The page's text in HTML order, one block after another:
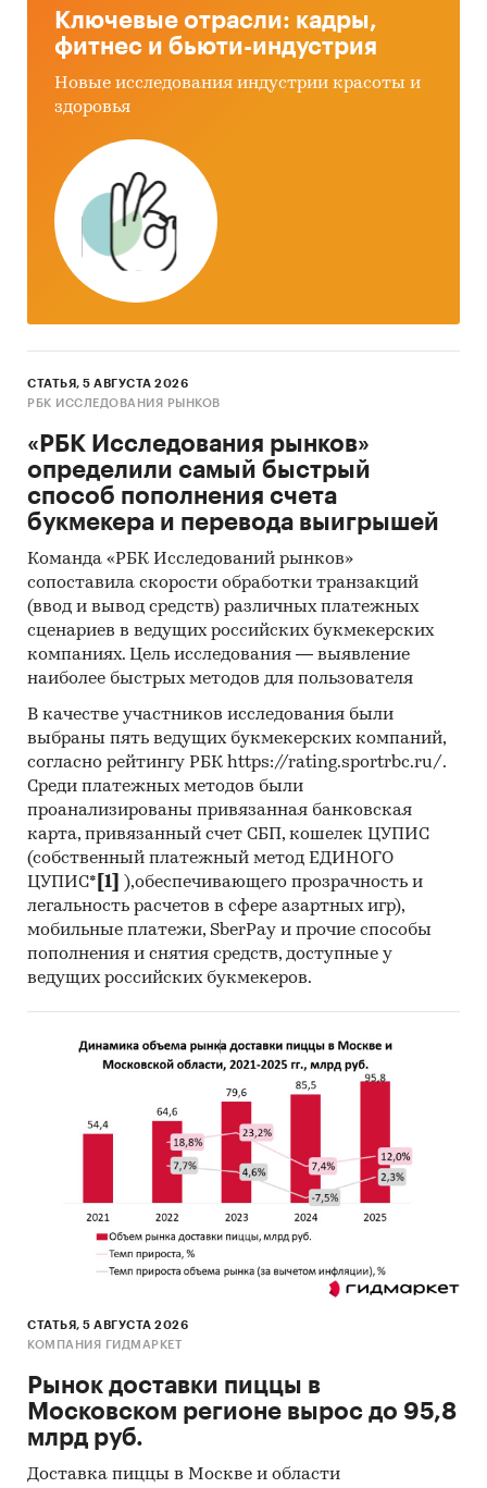
Ключевые отрасли: кадры,
фитнес и бьюти-индустрия
Новые исследования индустрии красоты и
здоровья
СТАТЬЯ, 5 АВГУСТА 2026
РБК ИССЛЕДОВАНИЯ РЫНКОВ
«РБК Исследования рынков»
определили самый быстрый
способ пополнения счета
букмекера и перевода выигрышей
Команда «РБК Исследований рынков»
сопоставила скорости обработки транзакций
(ввод и вывод средств) различных платежных
сценариев в ведущих российских букмекерских
компаниях. Цель исследования — выявление
наиболее быстрых методов для пользователя
В качестве участников исследования были
выбраны пять ведущих букмекерских компаний,
согласно рейтингу РБК https://rating.sportrbc.ru/.
Среди платежных методов были
проанализированы привязанная банковская
карта, привязанный счет СБП, кошелек ЦУПИС
(собственный платежный метод ЕДИНОГО
ЦУПИС* [1]
),обеспечивающего прозрачность и
легальность расчетов в сфере азартных игр),
мобильные платежи, SberPay и прочие способы
пополнения и снятия средств, доступные у
ведущих российских букмекеров.
СТАТЬЯ, 5 АВГУСТА 2026
КОМПАНИЯ ГИДМАРКЕТ
Рынок доставки пиццы в
Московском регионе вырос до 95,8
млрд руб.
Доставка пиццы в Москве и области